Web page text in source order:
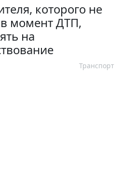
которого не
момент ДТП,
на
Транспорт